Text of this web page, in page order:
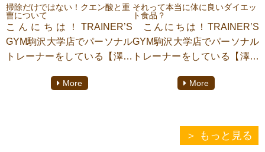
ります、澤野うみがご案内致
します。
『TRAINER’S GYM(トレーナ
ーズジム)駒沢大学』にてパー
ソナルトレーニングをしてお
ります、澤野うみがご案内致
掃除だけではない！クエン酸と重
曹について
こんにちは！TRAINER’S
GYM駒沢大学店でパーソナル
トレーナーをしている【澤野
本日、ご紹介するのは「ク
More
それって本当に体に良いダイエッ
ト食品？
こんにちは！TRAINER’S
GYM駒沢大学店でパーソナル
トレーナーをしている【澤野
本日、ご紹介するのは【大
ーでも大豆ミートを見かける
ようになりました。ベジタリ
More
もっと見る